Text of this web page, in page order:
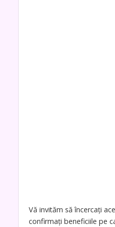
Vă invităm să încercați
confirmați beneficiile pe